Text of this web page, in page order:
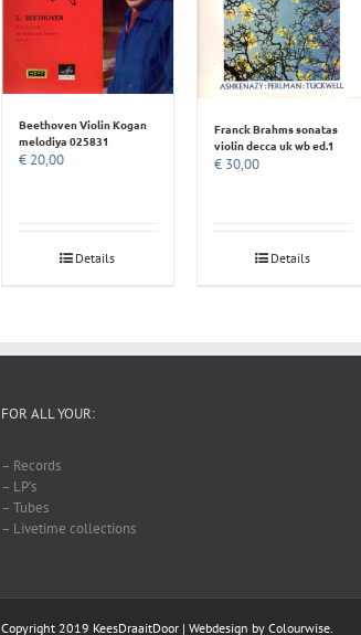
Beethoven Violin Kogan
melodiya 025831
€ 20,00
Details
Franck Brahms sonatas
violin decca uk wb ed.1
€30,00
Details
FOR ALL YOUR:
– Records
– LP’s
– Tubes
– Livetime collections
Copyright 2019 KeesDraaitDoor | Webdesign by Colourwise